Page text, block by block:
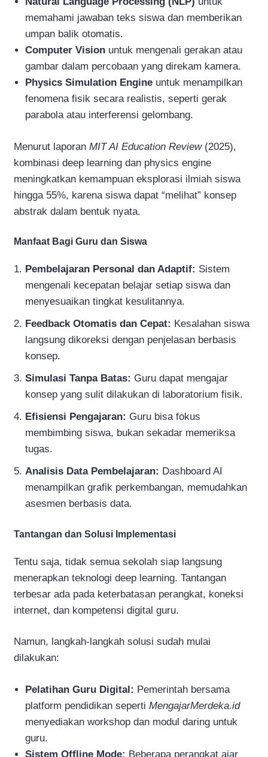
memahami jawaban teks siswa dan memberikan
umpan balik otomatis.
Computer Vision untuk mengenali gerakan atau
gambar dalam percobaan yang direkam kamera.
Physics Simulation Engine untuk menampilkan
fenomena fisik secara realistis, seperti gerak
parabola atau interferensi gelombang.
Menurut laporan MIT AI Education Review(2025),
kombinasi deep learning dan physics engine
meningkatkan kemampuan eksplorasi ilmiah siswa
hingga 55%, karena siswa dapat “melihat” konsep
abstrak dalam bentuk nyata.
Manfaat Bagi Guru dan Siswa
Pembelajaran Personal dan Adaptif: Sistem
mengenali kecepatan belajar setiap siswa dan
menyesuaikan tingkat kesulitannya.
Feedback Otomatis dan Cepat: Kesalahan siswa
langsung dikoreksi dengan penjelasan berbasis
konsep.
Simulasi Tanpa Batas: Guru dapat mengajar
konsep yang sulit dilakukan di laboratorium fisik.
Efisiensi Pengajaran: Guru bisa fokus
membimbing siswa, bukan sekadar memeriksa
tugas.
Analisis Data Pembelajaran: Dashboard AI
menampilkan grafik perkembangan, memudahkan
asesmen berbasis data.
Tantangan dan Solusi Implementasi
Tentu saja, tidak semua sekolah siap langsung
menerapkan teknologi deep learning. Tantangan
terbesar ada pada keterbatasan perangkat, koneksi
internet, dan kompetensi digital guru.
Namun, langkah-langkah solusi sudah mulai
dilakukan:
Pelatihan Guru Digital: Pemerintah bersama
platform pendidikan sepertiMengajarMerdeka.id
menyediakan workshop dan modul daring untuk
guru.
Sistem Offline Mode: Beberapa perangkat ajar